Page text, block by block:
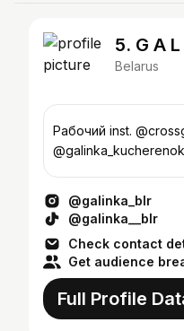
5. G A
Belarus
Рабочий inst.
@galinka_kucherenok
@galinka_blr
@galinka__blr
Check contact
Get audience
Full Profile